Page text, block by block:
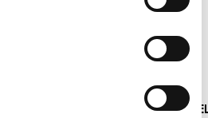
2026
VERSA
WIRD